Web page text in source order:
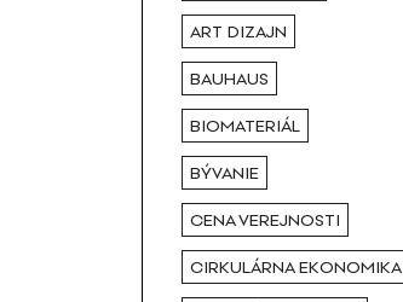
ART DIZAJN
BAUHAUS
BIOMATERIÁL
BÝVANIE
CENA VEREJNOSTI
CIRKULÁRNA EKONOMIKA